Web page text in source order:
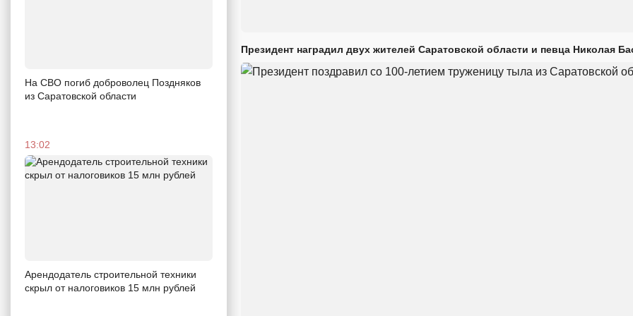
На СВО погиб доброволец Поздняков
из Саратовской области
13:02
Арендодатель строительной техники
скрыл от налоговиков 15 млн рублей
Президент наградил двух жителей Саратовской области и певца Николая